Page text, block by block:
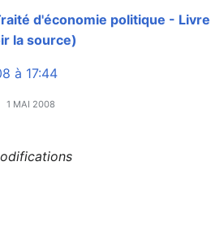
d'économie politique - Livre
la source)
à 17:44
1 MAI 2008